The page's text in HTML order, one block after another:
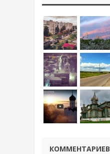
КОММЕНТАРИЕВ